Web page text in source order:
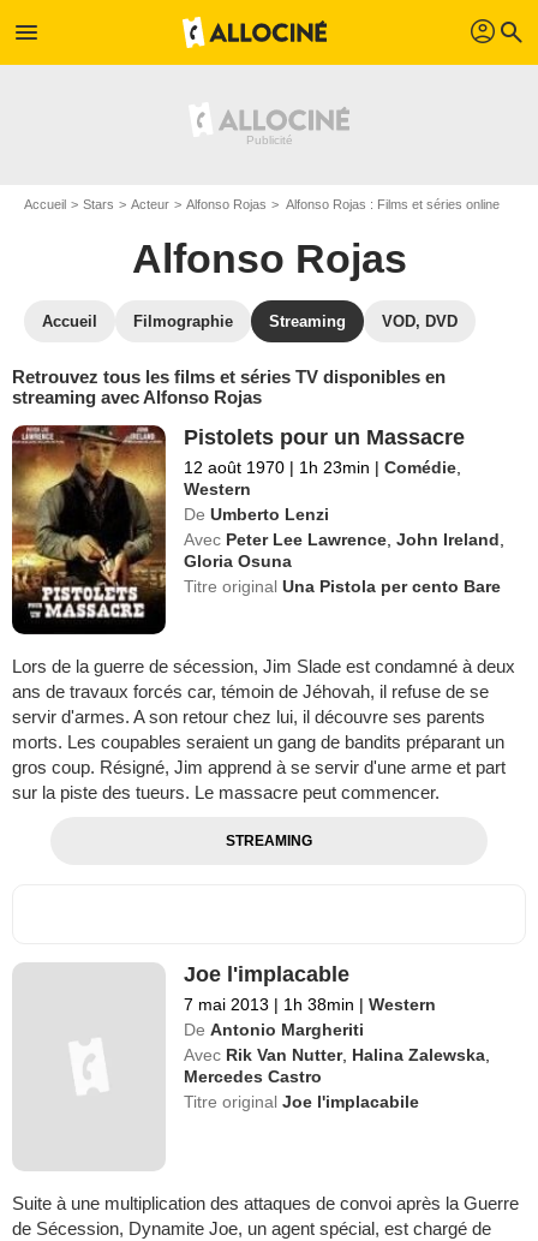
menu profil search
Accueil Stars Acteur Alfonso Rojas Alfonso Rojas : Films et séries online
Alfonso Rojas
Accueil Filmographie Streaming VOD, DVD
Retrouvez tous les films et séries TV disponibles en
streaming avec Alfonso Rojas
Pistolets pour un Massacre
12 août 1970 | 1h 23min | Comédie
Western
De Umberto Lenzi
Avec Peter Lee Lawrence ,John Ireland
Gloria Osuna
Titre originalUna Pistola per cento Bare
Lors de la guerre de sécession, Jim Slade est condamné à deux
ans de travaux forcés car, témoin de Jéhovah, il refuse de se
servir d'armes. A son retour chez lui, il découvre ses parents
morts. Les coupables seraient un gang de bandits préparant un
gros coup. Résigné, Jim apprend à se servir d'une arme et part
sur la piste des tueurs. Le massacre peut commencer.
STREAMING
Joe l'implacable
7 mai 2013 | 1h 38min | Western
De Antonio Margheriti
Avec Rik Van Nutter, Halina Zalewska
Mercedes Castro
Titre originalJoe l'implacabile
Suite à une multiplication des attaques de convoi après la Guerre
de Sécession, Dynamite Joe, un agent spécial, est chargé de